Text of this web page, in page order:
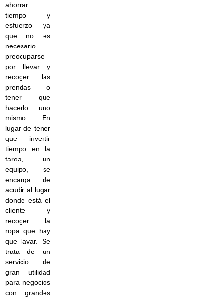
ahorrar
tiempo y
esfuerzo ya
que no es
necesario
preocuparse
por llevar y
recoger las
prendas o
tener que
hacerlo uno
mismo. En
lugar de tener
que invertir
tiempo en la
tarea, un
equipo, se
encarga de
acudir al lugar
donde está el
cliente y
recoger la
ropa que hay
que lavar. Se
trata de un
servicio de
gran utilidad
para negocios
con grandes